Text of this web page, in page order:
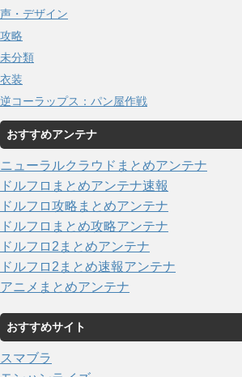
声・デザイン
攻略
未分類
衣装
逆コーラップス：パン屋作戦
おすすめアンテナ
ニューラルクラウドまとめアンテナ
ドルフロまとめアンテナ速報
ドルフロ攻略まとめアンテナ
ドルフロまとめ攻略アンテナ
ドルフロ2まとめアンテナ
ドルフロ2まとめ速報アンテナ
アニメまとめアンテナ
おすすめサイト
スマブラ